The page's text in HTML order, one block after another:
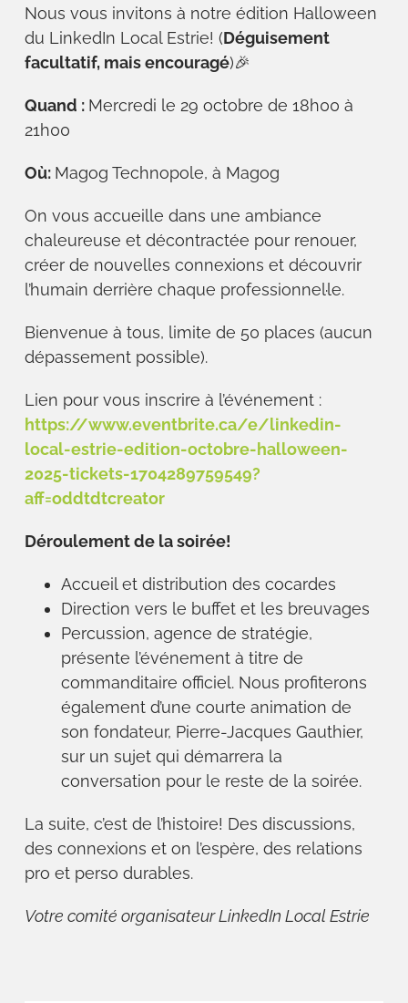
Nous vous invitons à notre édition Halloween
du LinkedIn Local Estrie! (Déguisement
facultatif, mais encouragé)🎉
Quand : Mercredi le 29 octobre de 18h00 à
21h00
Où: Magog Technopole, à Magog
On vous accueille dans une ambiance
chaleureuse et décontractée pour renouer,
créer de nouvelles connexions et découvrir
l’humain derrière chaque professionnel·le.
Bienvenue à tous, limite de 50 places (aucun
dépassement possible).
Lien pour vous inscrire à l’événement :
https://www.eventbrite.ca/e/linkedin-
local-estrie-edition-octobre-halloween-
2025-tickets-1704289759549?
aff=oddtdtcreator
Déroulement de la soirée!
Accueil et distribution des cocardes
Direction vers le buffet et les breuvages
Percussion, agence de stratégie,
présente l’événement à titre de
commanditaire officiel. Nous profiterons
également d’une courte animation de
son fondateur, Pierre-Jacques Gauthier,
sur un sujet qui démarrera la
conversation pour le reste de la soirée.
La suite, c’est de l’histoire! Des discussions,
des connexions et on l’espère, des relations
pro et perso durables.
Votre comité organisateur LinkedIn Local Estrie